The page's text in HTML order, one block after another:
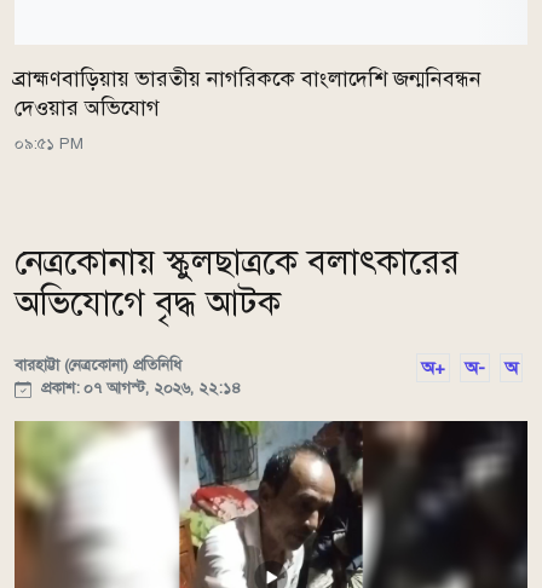
ব্রাহ্মণবাড়িয়ায় ভারতীয় নাগরিককে বাংলাদেশি জন্মনিবন্ধন
দেওয়ার অভিযোগ
০৯:৫১ PM
নেত্রকোনায় স্কুলছাত্রকে বলাৎকারের
অভিযোগে বৃদ্ধ আটক
বারহাট্টা (নেত্রকোনা) প্রতিনিধি
প্রকাশ: ০৭ আগস্ট, ২০২৬, ২২:১৪
অ+ অ- অ